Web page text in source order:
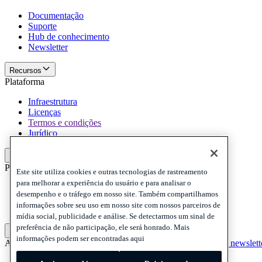
Documentação
Suporte
Hub de conhecimento
Newsletter
Recursos
Plataforma
Infraestrutura
Licenças
Termos e condições
Jurídico
Politicas e termo de responsabilidade
Privacy
Cookies
Disclaimer
Politicas e termo de responsabilidade
Assine nossa newsletterAssine nossa newsletter
Assine nossa
Este site utiliza cookies e outras tecnologias de rastreamento
para melhorar a experiência do usuário e para analisar o
desempenho e o tráfego em nosso site. Também compartilhamos
informações sobre seu uso em nosso site com nossos parceiros de
mídia social, publicidade e análise. Se detectarmos um sinal de
preferência de não participação, ele será honrado. Mais
informações podem ser encontradas aqui